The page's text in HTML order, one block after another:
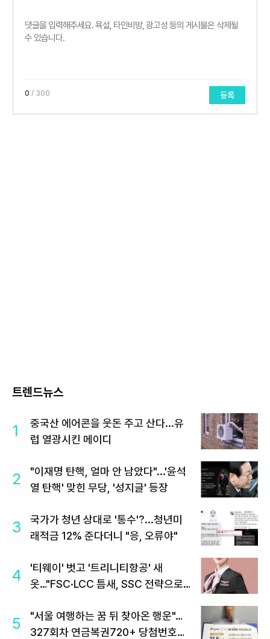
0 / 300 등록
트렌드뉴스
1
중국산 에어콘을 웃돈 주고 산다...유
럽 열광시킨 메이디
2
"이재명 탄핵, 얼마 안 남았다"...'윤석
열 탄핵' 맞힌 무당, '성지글' 등장
3
국가가 청년 상대로 '통수'?...청년미
래적금 12% 준다더니 "응, 오류야"
4
'티웨이' 벗고 '트리니티항공' 새
옷…"FSC·LCC 틈새, SSC 전략으로
5
"서울 여행하는 꿈 뒤 찾아온 행운"…
327회차 연금복권720+ 당첨번호조